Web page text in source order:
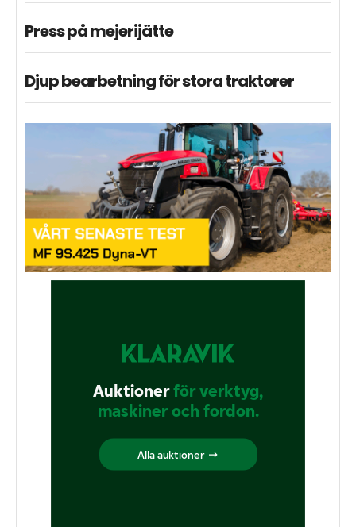
Press på mejerijätte
Djup bearbetning för stora traktorer